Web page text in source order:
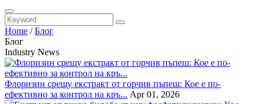
Home /Блог
Блог
Industry News
Флоризин срещу екстракт от горчив пъпеш: Кое е по-
ефективно за контрол на кръ... Apr 01, 2026